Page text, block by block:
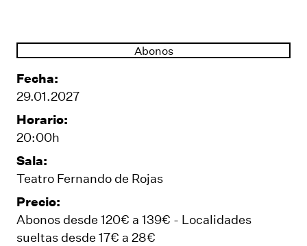
Abonos
Fecha:
29.01.2027
Horario:
20:00h
Sala:
Teatro Fernando de Rojas
Precio:
Abonos desde 120€ a 139€ - Localidades
sueltas desde 17€ a 28€